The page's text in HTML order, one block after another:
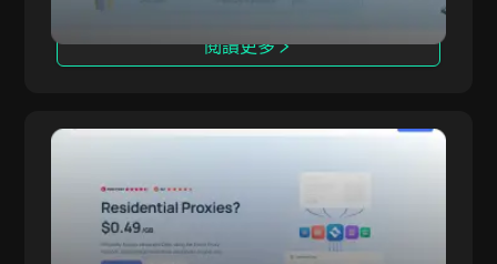
閱讀更多
Evomi
Evomi 每 GB 僅需 0.49 美元的住宅代理是市場上
最實惠的。它們以高速且可靠的方式收集資料，且
不犧牲品質，非常適合高效網頁抓取與無阻礙的資
料分析，不受封鎖與驗證碼干擾。